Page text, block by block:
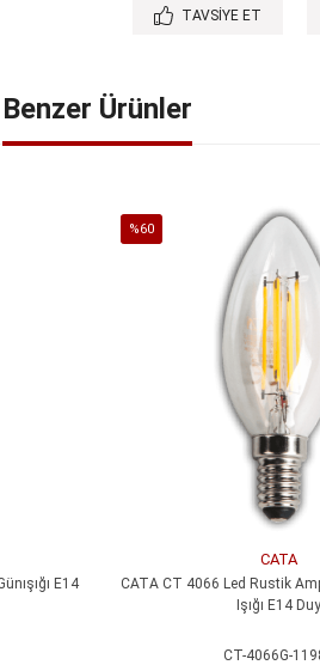
TAVSIYE ET
Benzer Ürünler
E14
%60
CATA
CATA CT 4066 Led Rustik
Işığı E14 Duy
CT-4066G-